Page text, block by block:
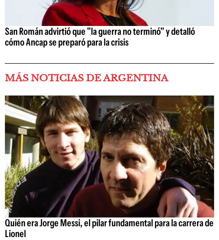
San Román advirtió que "la guerra no terminó" y detalló
cómo Ancap se preparó para la crisis
MÁS NOTICIAS DE ARGENTINA
Quién era Jorge Messi, el pilar fundamental para la carrera de
Lionel